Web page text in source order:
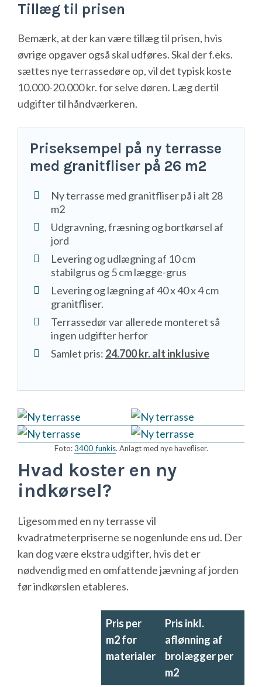
Tillæg til prisen
Bemærk, at der kan være tillæg til prisen, hvis
øvrige opgaver også skal udføres. Skal der f.eks.
sættes nye terrassedøre op, vil det typisk koste
10.000-20.000 kr. for selve døren. Læg dertil
udgifter til håndværkeren.
Priseksempel på ny terrasse
med granitfliser på 26 m2
Ny terrasse med granitfliser på i alt 28
m2
Udgravning, fræsning og bortkørsel af
jord
Levering og udlægning af 10 cm
stabilgrus og 5 cm lægge-grus
Levering og lægning af 40 x 40 x 4 cm
granitfliser.
Terrassedør var allerede monteret så
ingen udgifter herfor
Samlet pris: 24.700 kr. alt inklusive
Foto:3400_funkis. Anlagt med nye havefliser.
Hvad koster en ny
indkørsel?
Ligesom med en ny terrasse vil
kvadratmeterpriserne se nogenlunde ens ud. Der
kan dog være ekstra udgifter, hvis det er
nødvendig med en omfattende jævning af jorden
før indkørslen etableres.
Pris per
m2 for
materialer
Pris inkl.
aflønning af
brolægger per
m2